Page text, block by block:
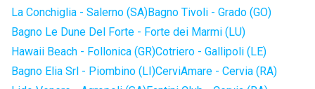
La Conchiglia - Salerno (SA)Bagno Tivoli - Grado (GO)
Bagno Le Dune Del Forte - Forte dei Marmi (LU)
Hawaii Beach - Follonica (GR)Cotriero - Gallipoli (LE)
Bagno Elia Srl - Piombino (LI)CerviAmare - Cervia (RA)